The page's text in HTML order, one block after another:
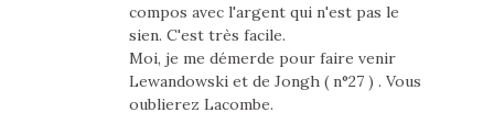
compos avec l'argent qui n'est pas le
sien. C'est très facile.
Moi, je me démerde pour faire venir
Lewandowski et de Jongh ( n°27 ) . Vous
oublierez Lacombe.